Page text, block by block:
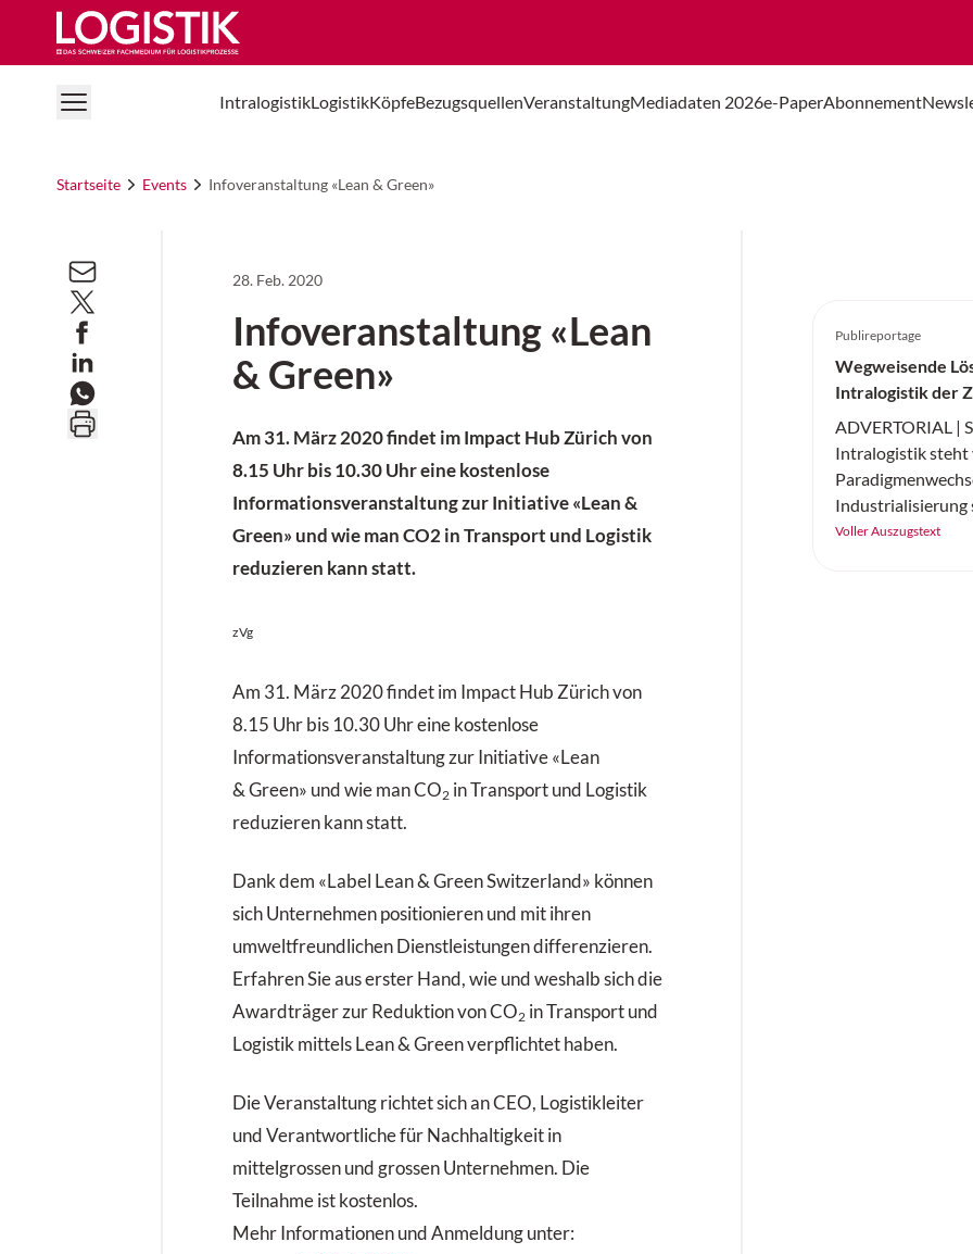
Logistik Online
IntralogistikLogistikKöpfeBezugsquellenVeranstaltungMediadaten 2026e-PaperAbonnement
Startseite Events Infoveranstaltung «Lean & Green»
28. Feb. 2020
Infoveranstaltung «Lean
& Green»
Am 31. März 2020 findet im Impact Hub Zürich von
8.15 Uhr bis 10.30 Uhr eine kostenlose
Informationsveranstaltung zur Initiative «Lean &
Green» und wie man CO2 in Transport und Logistik
reduzieren kann statt.
zVg
Am 31. März 2020 findet im Impact Hub Zürich von
8.15 Uhr bis 10.30 Uhr eine kostenlose
Informationsveranstaltung zur Initiative «Lean
& Green» und wie man CO2 in Transport und Logistik
reduzieren kann statt.
Dank dem «Label Lean & Green Switzerland» können
sich Unternehmen positionieren und mit ihren
umweltfreundlichen Dienstleistungen differenzieren.
Erfahren Sie aus erster Hand, wie und weshalb sich die
Awardträger zur Reduktion von CO2 in Transport und
Logistik mittels Lean & Green verpflichtet haben.
Die Veranstaltung richtet sich an CEO, Logistikleiter
und Verantwortliche für Nachhaltigkeit in
mittelgrossen und grossen Unternehmen. Die
Teilnahme ist kostenlos.
Mehr Informationen und Anmeldung unter:
Publireportage
Wegweisende
Intralogistik der
ADVERTORIAL |
Intralogistik steht
Industrialisierung
Voller Auszugstext